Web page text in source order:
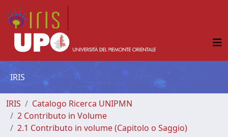
IRIS
IRIS
Catalogo Ricerca UNIPMN
2 Contributo in Volume
2.1 Contributo in volume (Capitolo o Saggio)